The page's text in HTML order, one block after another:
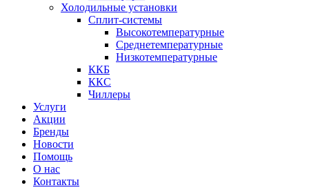
Холодильные установки
Сплит-системы
Высокотемпературные
Среднетемпературные
Низкотемпературные
ККБ
ККС
Чиллеры
Услуги
Акции
Бренды
Новости
Помощь
О нас
Контакты